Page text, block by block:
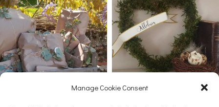
Manage Cookie Consent